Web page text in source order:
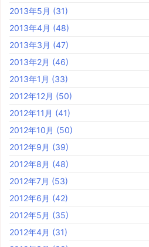
2013年5月 (31)
2013年4月 (48)
2013年3月 (47)
2013年2月 (46)
2013年1月 (33)
2012年12月 (50)
2012年11月 (41)
2012年10月 (50)
2012年9月 (39)
2012年8月 (48)
2012年7月 (53)
2012年6月 (42)
2012年5月 (35)
2012年4月 (31)